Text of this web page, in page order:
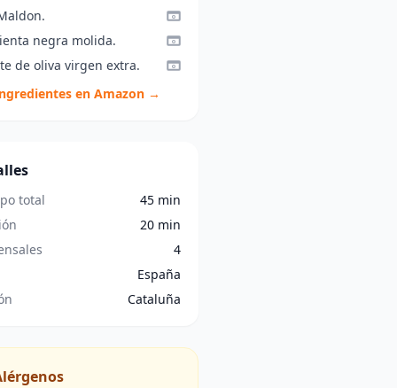
negra molida.
de oliva virgen extra.
en Amazon →
total
45 min
20 min
4
España
Cataluña